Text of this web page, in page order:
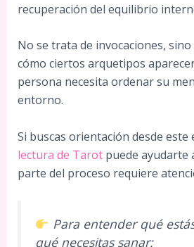
recuperación del equilibrio
No se trata de invocaciones,
cómo ciertos arquetipos
persona necesita ordenar su
entorno.
Si buscas orientación desde este
lectura de Tarotpuede ayudarte
parte del proceso requiere
Para entender qué
qué necesitas sanar: